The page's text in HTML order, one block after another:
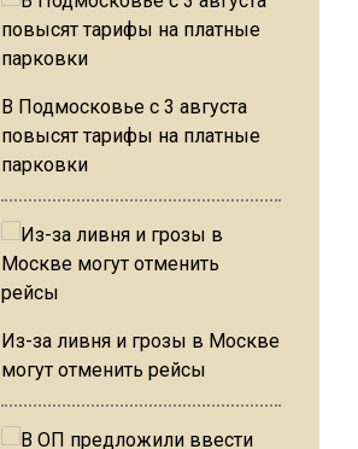
В Подмосковье с 3 августа
повысят тарифы на платные
парковки
Из-за ливня и грозы в Москве
могут отменить рейсы